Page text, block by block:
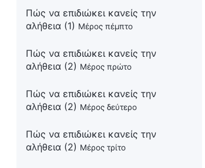
Πώς να επιδιώκει κανείς την
αλήθεια (1) Μέρος πέμπτο
Πώς να επιδιώκει κανείς την
αλήθεια (2) Μέρος πρώτο
Πώς να επιδιώκει κανείς την
αλήθεια (2) Μέρος δεύτερο
Πώς να επιδιώκει κανείς την
αλήθεια (2) Μέρος τρίτο